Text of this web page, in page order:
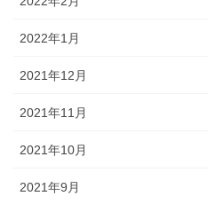
2022年1月
2021年12月
2021年11月
2021年10月
2021年9月